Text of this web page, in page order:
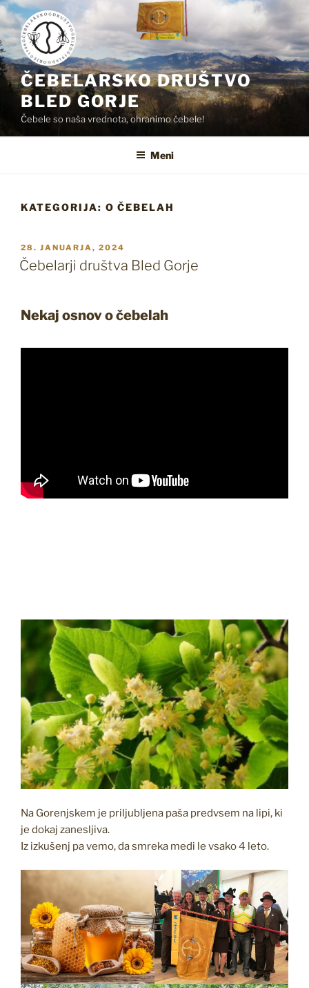
Skoči
na
vsebino
ČEBELARSKO DRUŠTVO
BLED GORJE
Čebele so naša vrednota, ohranimo čebele!
Meni
KATEGORIJA: O ČEBELAH
OBJAVLJENO
DNE
28. JANUARJA, 2024
Čebelarji društva Bled Gorje
Nekaj osnov o čebelah
Na Gorenjskem je priljubljena paša predvsem na lipi, ki
je dokaj zanesljiva.
Iz izkušenj pa vemo, da smreka medi le vsako 4 leto.